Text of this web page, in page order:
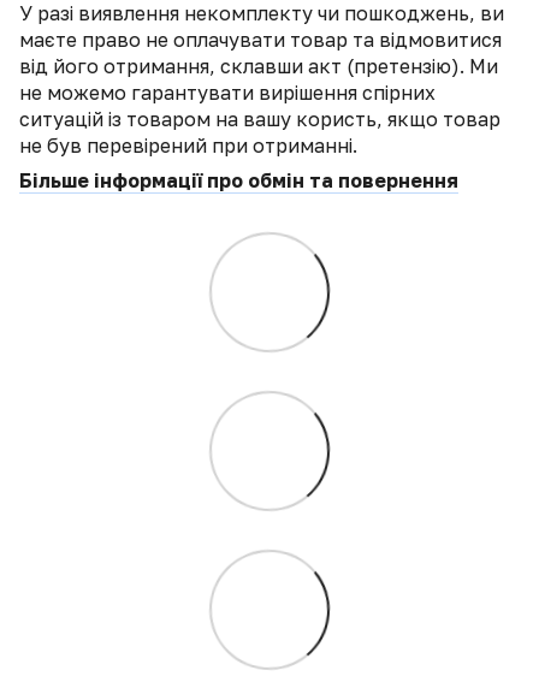
У разі виявлення некомплекту чи пошкоджень, ви
маєте право не оплачувати товар та відмовитися
від його отримання, склавши акт (претензію). Ми
не можемо гарантувати вирішення спірних
ситуацій із товаром на вашу користь, якщо товар
не був перевірений при отриманні.
Більше інформації про обмін та повернення